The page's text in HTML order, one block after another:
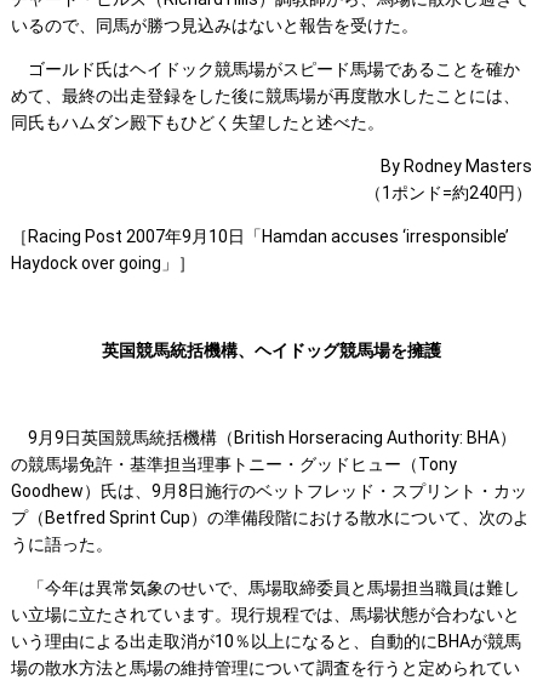
いるので、同馬が勝つ見込みはないと報告を受けた。
ゴールド氏はヘイドック競馬場がスピード馬場であることを確か
めて、最終の出走登録をした後に競馬場が再度散水したことには、
同氏もハムダン殿下もひどく失望したと述べた。
By Rodney Masters
（1ポンド=約240円）
［Racing Post 2007年9月10日「Hamdan accuses ‘irresponsible’
Haydock over going」］
英国競馬統括機構、ヘイドッグ競馬場を擁護
9月9日英国競馬統括機構（British Horseracing Authority: BHA）
の競馬場免許・基準担当理事トニー・グッドヒュー（Tony
Goodhew）氏は、9月8日施行のベットフレッド・スプリント・カッ
プ（Betfred Sprint Cup）の準備段階における散水について、次のよ
うに語った。
「今年は異常気象のせいで、馬場取締委員と馬場担当職員は難し
い立場に立たされています。現行規程では、馬場状態が合わないと
いう理由による出走取消が10％以上になると、自動的にBHAが競馬
場の散水方法と馬場の維持管理について調査を行うと定められてい